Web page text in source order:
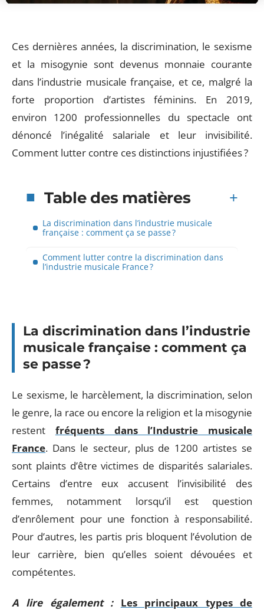
Ces dernières années, la discrimination, le sexisme
et la misogynie sont devenus monnaie courante
dans l’industrie musicale française, et ce, malgré la
forte proportion d’artistes féminins. En 2019,
environ 1200 professionnelles du spectacle ont
dénoncé l’inégalité salariale et leur invisibilité.
Comment lutter contre ces distinctions injustifiées ?
Table des matières
La discrimination dans l’industrie musicale
française : comment ça se passe ?
Comment lutter contre la discrimination dans
l’industrie musicale France ?
La discrimination dans l’industrie
musicale française : comment ça
se passe ?
Le sexisme, le harcèlement, la discrimination, selon
le genre, la race ou encore la religion et la misogynie
restent fréquents dans l’Industrie musicale
France. Dans le secteur, plus de 1200 artistes se
sont plaints d’être victimes de disparités salariales.
Certains d’entre eux accusent l’invisibilité des
femmes, notamment lorsqu’il est question
d’enrôlement pour une fonction à responsabilité.
Pour d’autres, les partis pris bloquent l’évolution de
leur carrière, bien qu’elles soient dévouées et
compétentes.
A lire également : Les principaux types de